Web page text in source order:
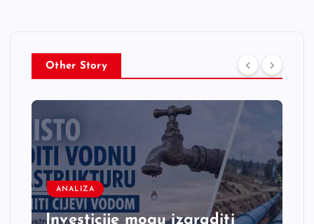
Other Story
ANALIZA
Investicije mogu izgraditi